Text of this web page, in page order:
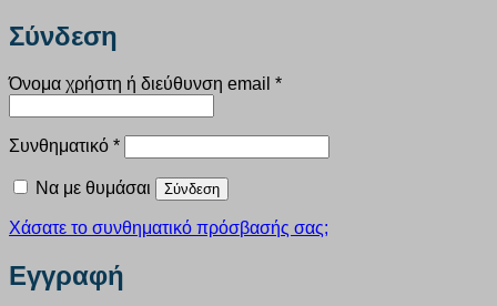
Σύνδεση
Όνομα χρήστη ή διεύθυνση email *Απαιτείται
Συνθηματικό *Απαιτείται
Να με θυμάσαι Σύνδεση
Χάσατε το συνθηματικό πρόσβασής σας;
Εγγραφή